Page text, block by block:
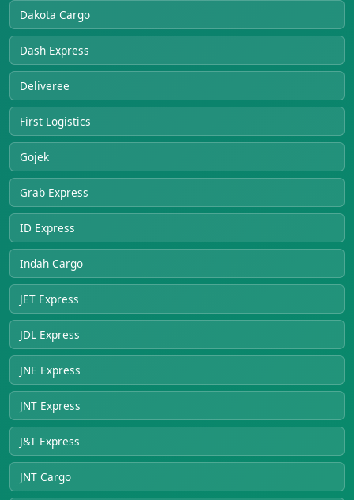
Dakota Cargo
Dash Express
Deliveree
First Logistics
Gojek
Grab Express
ID Express
Indah Cargo
JET Express
JDL Express
JNE Express
JNT Express
J&T Express
JNT Cargo